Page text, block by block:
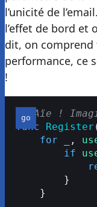
l’unicité de
l’effet de bord et
dit, on comprend
performance, ce
!
// Aïe !
func Register
    for
,
        if
        }
    }